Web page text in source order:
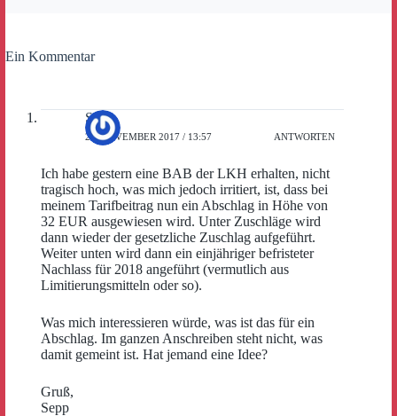
Ein Kommentar
Sepp
29. NOVEMBER 2017 / 13:57 ANTWORTEN
Ich habe gestern eine BAB der LKH erhalten, nicht
tragisch hoch, was mich jedoch irritiert, ist, dass bei
meinem Tarifbeitrag nun ein Abschlag in Höhe von
32 EUR ausgewiesen wird. Unter Zuschläge wird
dann wieder der gesetzliche Zuschlag aufgeführt.
Weiter unten wird dann ein einjähriger befristeter
Nachlass für 2018 angeführt (vermutlich aus
Limitierungsmitteln oder so).
Was mich interessieren würde, was ist das für ein
Abschlag. Im ganzen Anschreiben steht nicht, was
damit gemeint ist. Hat jemand eine Idee?
Gruß,
Sepp